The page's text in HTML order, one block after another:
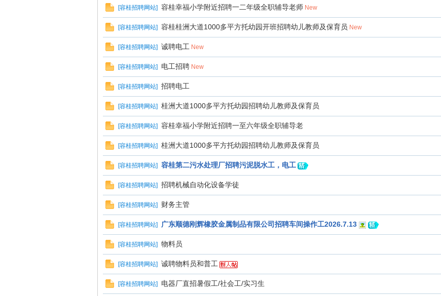
[容桂招聘网站] 容桂幸福小学附近招聘一二年级全职辅导老师 New
[容桂招聘网站] 容桂桂洲大道1000多平方托幼园开班招聘幼儿教师及保育员 New
[容桂招聘网站] 诚聘电工 New
[容桂招聘网站] 电工招聘 New
[容桂招聘网站] 招聘电工
[容桂招聘网站] 桂洲大道1000多平方托幼园招聘幼儿教师及保育员
[容桂招聘网站] 容桂幸福小学附近招聘一至六年级全职辅导老
[容桂招聘网站] 桂洲大道1000多平方托幼园招聘幼儿教师及保育员
[容桂招聘网站] 容桂第二污水处理厂招聘污泥脱水工，电工
[容桂招聘网站] 招聘机械自动化设备学徒
[容桂招聘网站] 财务主管
[容桂招聘网站] 广东顺德刚辉橡胶金属制品有限公司招聘车间操作工2026.7.13
[容桂招聘网站] 物料员
[容桂招聘网站] 诚聘物料员和普工
[容桂招聘网站] 电器厂直招暑假工/社会工/实习生